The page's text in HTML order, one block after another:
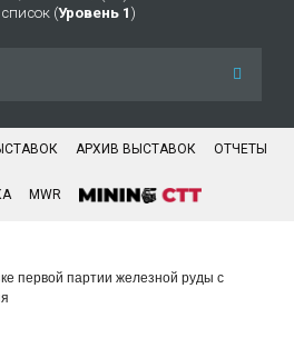
(Уровень 1 )
АРХИВ ВЫСТАВОК ОТЧЕТЫ
MWR
первой партии железной руды с